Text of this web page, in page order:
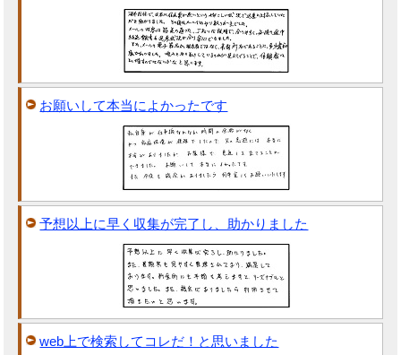
お願いして本当によかったです
予想以上に早く収集が完了し、助かりました
web上で検索してコレだ！と思いました